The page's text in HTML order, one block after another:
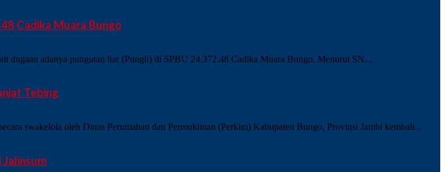
Cadika Muara Bungo
adanya pungutan liar (Pungli) di SPBU 24.372.48 Cadika Muara Bungo. Menurut SN...
Tebing
swakelola oleh Dinas Perumahan dan Permukiman (Perkim) Kabupaten Bungo, Provinsi Jambi kembali...